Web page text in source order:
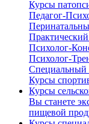
Курсы
Педагог-
Психолог-
Психолог-
Специальный
Курсы
Курсы
Вы станете
пищевой